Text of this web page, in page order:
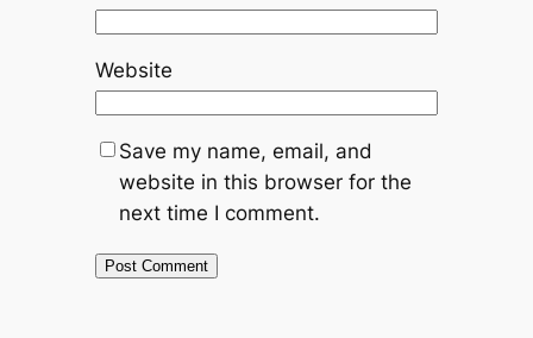
Website
Save my name, email, and
website in this browser for the
next time I comment.